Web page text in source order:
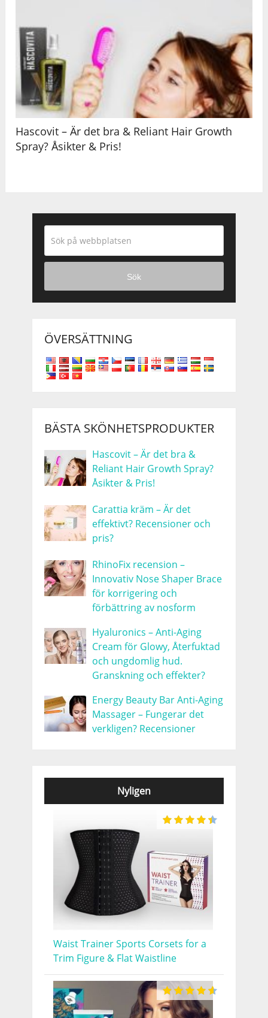
Hascovit – Är det bra & Reliant Hair Growth
Spray? Åsikter & Pris!
Sök
ÖVERSÄTTNING
BÄSTA SKÖNHETSPRODUKTER
Hascovit – Är det bra &
Reliant Hair Growth Spray?
Åsikter & Pris!
Carattia kräm – Är det
effektivt? Recensioner och
pris?
RhinoFix recension –
Innovativ Nose Shaper Brace
för korrigering och
förbättring av nosform
Hyaluronics – Anti-Aging
Cream för Glowy, Återfuktad
och ungdomlig hud.
Granskning och effekter?
Energy Beauty Bar Anti-Aging
Massager – Fungerar det
verkligen? Recensioner
Nyligen
Waist Trainer Sports Corsets for a
Trim Figure & Flat Waistline